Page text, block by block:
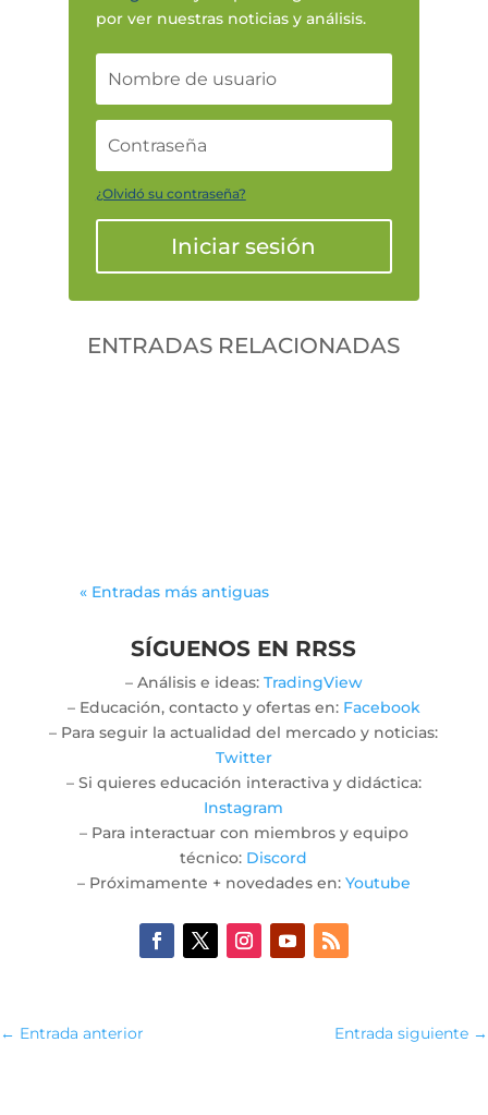
por ver nuestras noticias y análisis.
¿Olvidó su contraseña?
Iniciar sesión
ENTRADAS RELACIONADAS
« Entradas más antiguas
SÍGUENOS EN RRSS
– Análisis e ideas: TradingView
– Educación, contacto y ofertas en: Facebook
– Para seguir la actualidad del mercado y noticias:
Twitter
– Si quieres educación interactiva y didáctica:
Instagram
– Para interactuar con miembros y equipo
técnico: Discord
– Próximamente + novedades en: Youtube
← Entrada anterior Entrada siguiente →